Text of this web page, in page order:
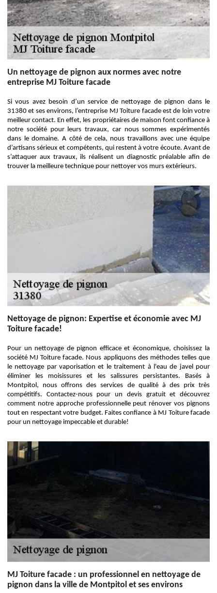
Un nettoyage de pignon aux normes avec notre
entreprise MJ Toiture facade
Si vous avez besoin d’un service de nettoyage de pignon dans le
31380 et ses environs, l’entreprise MJ Toiture facade est de loin votre
meilleur contact. En effet, les propriétaires de maison font confiance à
notre société pour leurs travaux, car nous sommes expérimentés
dans le domaine. A côté de cela, nous travaillons avec une équipe
d’artisans sérieux et compétents, qui restent à votre écoute. Avant de
s’attaquer aux travaux, ils réalisent un diagnostic préalable afin de
trouver la meilleure technique pour nettoyer vos murs extérieurs.
Nettoyage de pignon: Expertise et économie avec MJ
Toiture facade!
Pour un nettoyage de pignon efficace et économique, choisissez la
société MJ Toiture facade. Nous appliquons des méthodes telles que
le nettoyage par vaporisation et le traitement à l'eau de javel pour
éliminer les moisissures et les salissures persistantes. Basés à
Montpitol, nous offrons des services de qualité à des prix très
compétitifs. Contactez-nous pour un devis gratuit et découvrez
comment notre approche professionnelle peut rénover vos pignons
tout en respectant votre budget. Faites confiance à MJ Toiture facade
pour un nettoyage impeccable et durable!
MJ Toiture facade : un professionnel en nettoyage de
pignon dans la ville de Montpitol et ses environs